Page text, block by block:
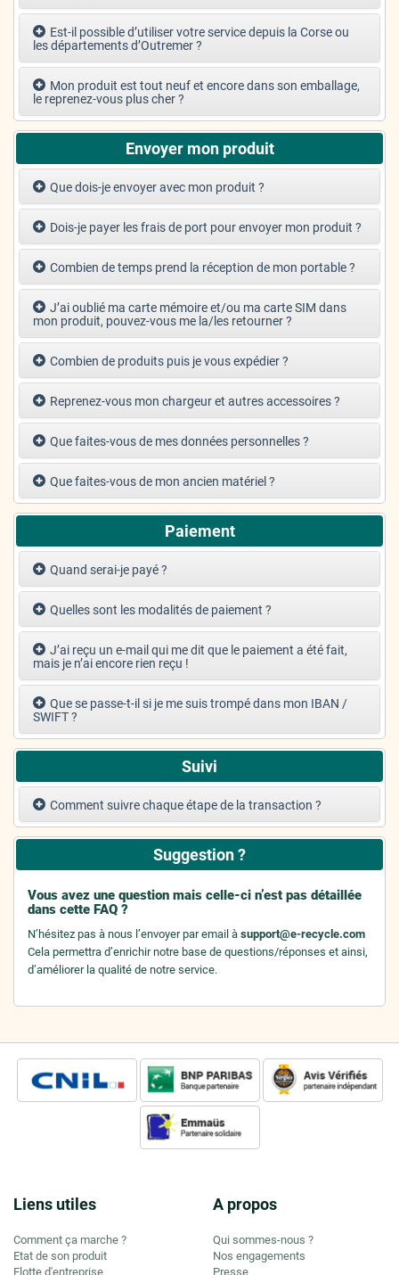
Est-il possible d’utiliser votre service depuis la Corse ou
les départements d’Outremer ?
Mon produit est tout neuf et encore dans son emballage,
le reprenez-vous plus cher ?
Envoyer mon produit
Que dois-je envoyer avec mon produit ?
Dois-je payer les frais de port pour envoyer mon produit ?
Combien de temps prend la réception de mon portable ?
J’ai oublié ma carte mémoire et/ou ma carte SIM dans
mon produit, pouvez-vous me la/les retourner ?
Combien de produits puis je vous expédier ?
Reprenez-vous mon chargeur et autres accessoires ?
Que faites-vous de mes données personnelles ?
Que faites-vous de mon ancien matériel ?
Paiement
Quand serai-je payé ?
Quelles sont les modalités de paiement ?
J’ai reçu un e-mail qui me dit que le paiement a été fait,
mais je n’ai encore rien reçu !
Que se passe-t-il si je me suis trompé dans mon IBAN /
SWIFT ?
Suivi
Comment suivre chaque étape de la transaction ?
Suggestion ?
Vous avez une question mais celle-ci n’est pas détaillée
dans cette FAQ ?
N’hésitez pas à nous l’envoyer par email à support@e-recycle.com
Cela permettra d’enrichir notre base de questions/réponses et ainsi,
d’améliorer la qualité de notre service.
Liens utiles
Comment ça marche ?
Etat de son produit
Flotte d'entreprise
A propos
Qui sommes-nous ?
Nos engagements
Presse